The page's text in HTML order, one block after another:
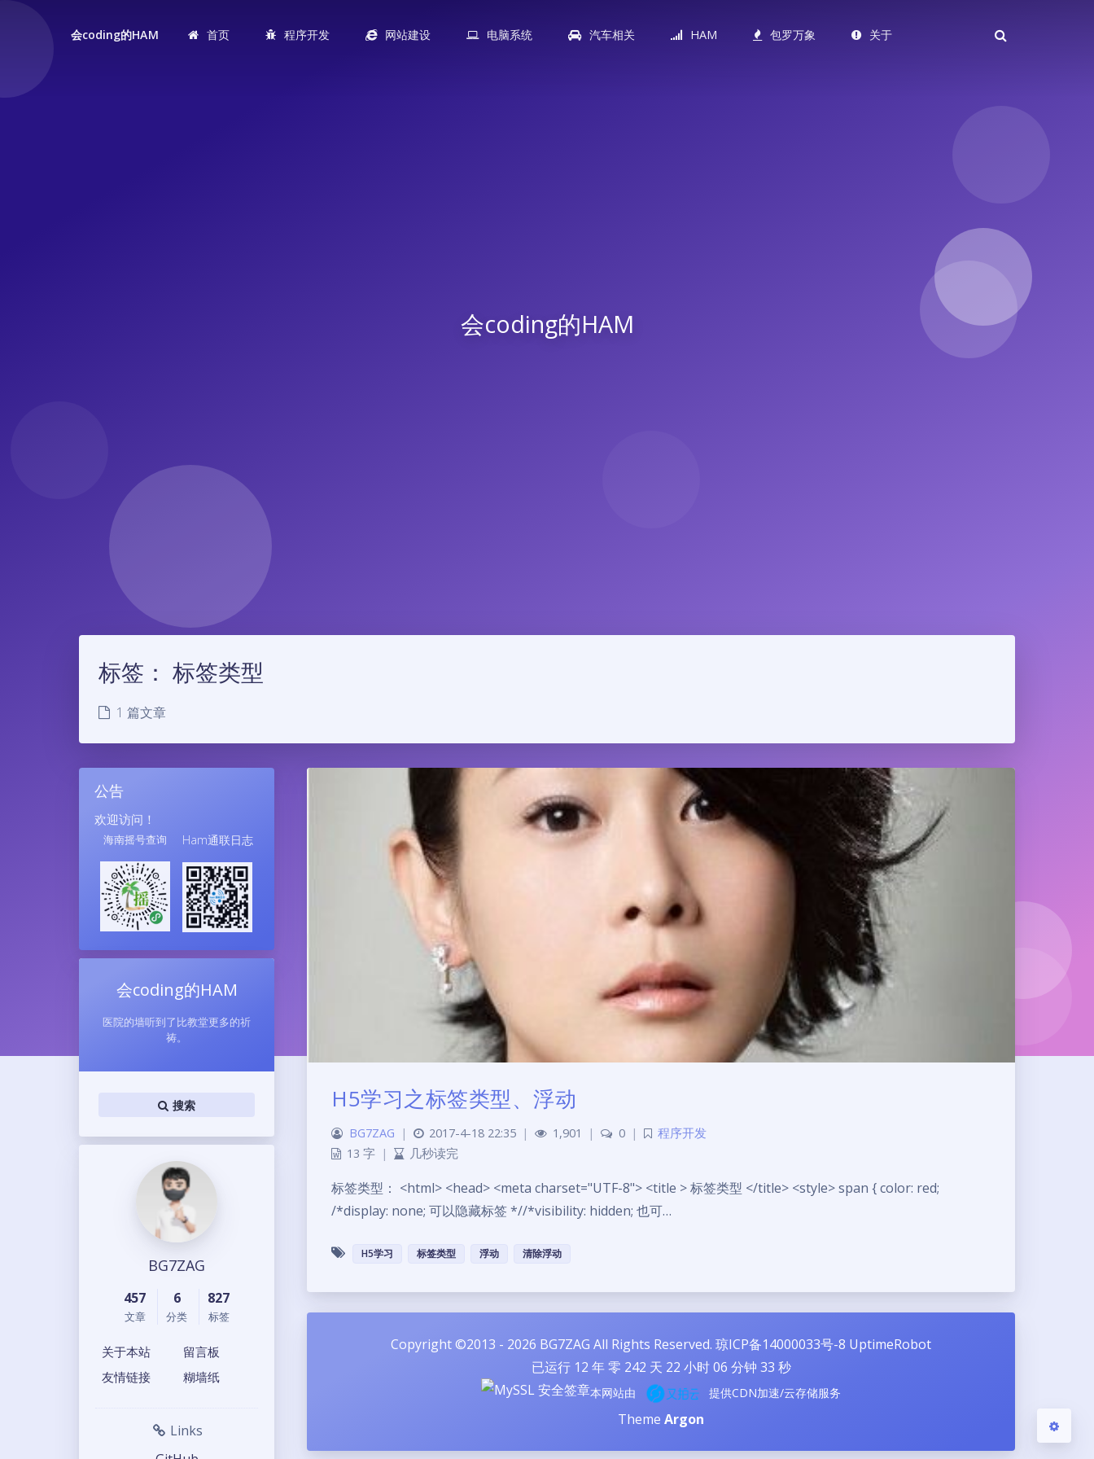
会coding的HAM 首页 程序开发 网站建设 电脑系统 汽车相关 HAM 包罗万象 关于
会coding的HAM
夜间模式
关闭 日落 暗化 灰度
标签： 标签类型
1 篇文章
公告
欢迎访问！
海南摇号查询 Ham通联日志
会coding的HAM
医院的墙听到了比教堂更多的祈
祷。
搜索
BG7ZAG
457
文章
6
分类
827
标签
关于本站
留言板
友情链接
糊墙纸
Links
H5学习之标签类型、浮动
BG7ZAG | 2017-4-18 22:35 | 1,901 | 0 |
程序开发
13 字 | 几秒读完
标签类型： <html> <head> <meta charset="UTF-8"> <title > 标签类型 </title> <style> span { color: red;
/*display: none; 可以隐藏标签 *//*visibility: hidden; 也可…
H5学习 标签类型 浮动 清除浮动
Copyright ©2013 - 2026 BG7ZAG All Rights Reserved. 琼ICP备14000033号-8 UptimeRobot
已运行 12 年 零 242 天 22 小时06 分钟 34 秒
本网站由 提供CDN加速/云存储服务
Theme Argon